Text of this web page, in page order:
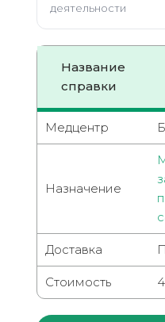
деятельности
Название
справки
Медцентр
Назначение
Доставка
Стоимость